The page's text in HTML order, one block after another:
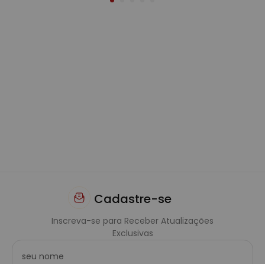
Cadastre-se
Inscreva-se para Receber Atualizações
Exclusivas